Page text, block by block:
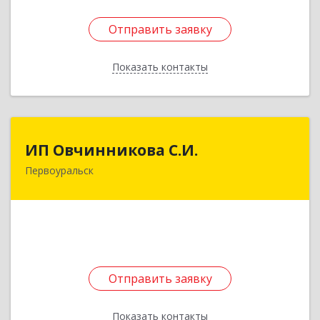
Отправить заявку
Показать контакты
Отправить заявку
Назад
ИП Овчинникова С.И.
Первоуральск
Отправить заявку
Показать контакты
623119, Свердловская обл, Первоуральск г,
Отправить заявку
Назад